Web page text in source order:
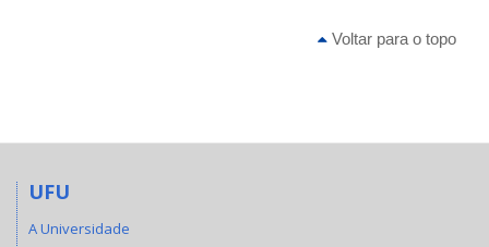
Voltar para o topo
UFU
A Universidade